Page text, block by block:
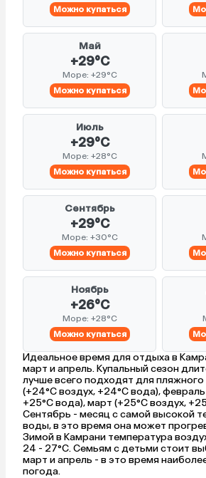
Можно купаться
Май
+29°C
Море: +29°C
Можно купаться
Июль
+29°C
Море: +28°C
Можно купаться
Сентябрь
+29°C
Море: +30°C
Можно купаться
Ноябрь
+26°C
Море: +28°C
Можно купаться
Идеальное время для отдыха в
март и апрель. Купальный сезон
лучше всего подходят для
(+24°C воздух, +24°C вода),
+25°C вода), март (+25°C воздух,
Сентябрь - месяц с самой высокой
воды, в это время она может
Зимой в Камрани температура
24 - 27°C. Семьям с детьми стоит
март и апрель - в это время
погода.